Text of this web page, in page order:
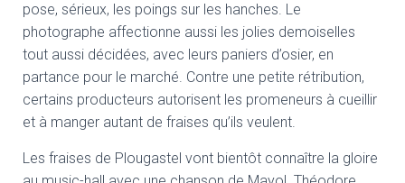
pose, sérieux, les poings sur les hanches. Le
photographe affectionne aussi les jolies demoiselles
tout aussi décidées, avec leurs paniers d’osier, en
partance pour le marché. Contre une petite rétribution,
certains producteurs autorisent les promeneurs à cueillir
et à manger autant de fraises qu’ils veulent.
Les fraises de Plougastel vont bientôt connaître la gloire